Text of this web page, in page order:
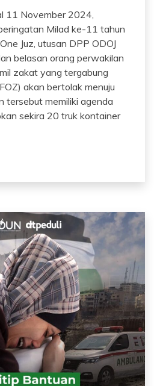
11 November 2024,
Milad ke-11 tahun
Juz, utusan DPP ODOJ
belasan orang perwakilan
zakat yang tergabung
akan bertolak menuju
tersebut memiliki agenda
sekira 20 truk kontainer